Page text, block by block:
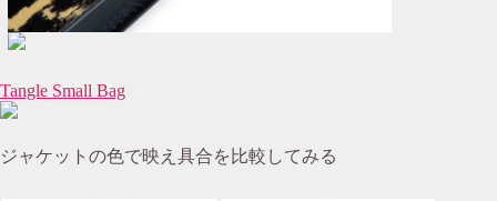
Tangle Small Bag
ジャケットの色で映え具合を比較してみる